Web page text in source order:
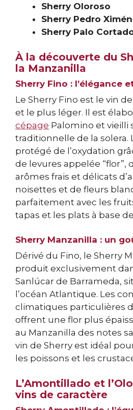
Sherry Oloroso
Sherry Pedro
Sherry Palo
À la découverte du
la Manzanilla
Sherry Fino : l’élégance
Le Sherry Fino est le vin
et le plus léger. Il est
cépage Palomino et vieilli
traditionnelle de la solera.
protégé de l’oxydation
de levures appelée “flor”,
arômes frais et délicats
noisettes et de fleurs
parfaitement avec les
tapas et les plats à base
Sherry Manzanilla : un
Dérivé du Fino, le Sherry
produit exclusivement
Sanlúcar de Barrameda,
l’océan Atlantique. Les
climatiques particulières
offrent une flor plus
au Manzanilla des notes
vin de Sherry est idéal
les poissons et les
L’Amontillado et
vins de caractère